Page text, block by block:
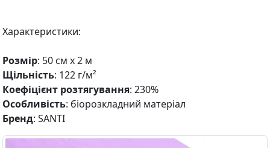
Характеристики:
Розмір: 50 см х 2 м
Щільність: 122 г/м²
Коефіцієнт розтягування: 230%
Особливість: біорозкладний матеріал
Бренд: SANTI